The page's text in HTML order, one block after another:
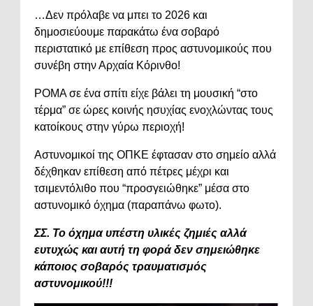
…Δεν πρόλαβε να μπει το 2026 και
δημοσιεύουμε παρακάτω ένα σοβαρό
περιστατικό με επίθεση προς αστυνομικούς που
συνέβη στην Αρχαία Κόρινθο!
ΡΟΜΑ σε ένα σπίτι είχε βάλει τη μουσική “στο
τέρμα” σε ώρες κοινής ησυχίας ενοχλώντας τους
κατοίκους στην γύρω περιοχή!
Αστυνομικοί της ΟΠΚΕ έφτασαν στο σημείο αλλά
δέχθηκαν επίθεση από πέτρες μέχρι και
τσιμεντόλιθο που “προσγειώθηκε” μέσα στο
αστυνομικό όχημα (παραπάνω φωτο).
ΣΣ. Το όχημα υπέστη υλικές ζημιές αλλά
ευτυχώς και αυτή τη φορά δεν σημειώθηκε
κάποιος σοβαρός τραυματισμός
αστυνομικού!!!